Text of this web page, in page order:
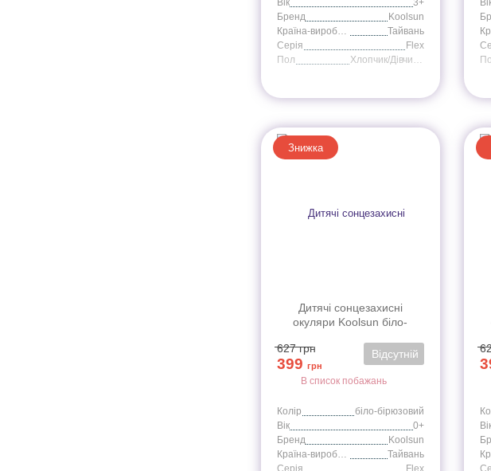
Вік
3+
Бренд
Koolsun
Країна-виробник
Тайвань
Серія
Flex
Пол
Хлопчик/Дівчинка
Знижка
Дитячі сонцезахисні
окуляри Koolsun біло-
627грн
399 грн
Відсутній
В список побажань
Колір
біло-бірюзовий
Вік
0+
Бренд
Koolsun
Тайвань
Серія
Flex